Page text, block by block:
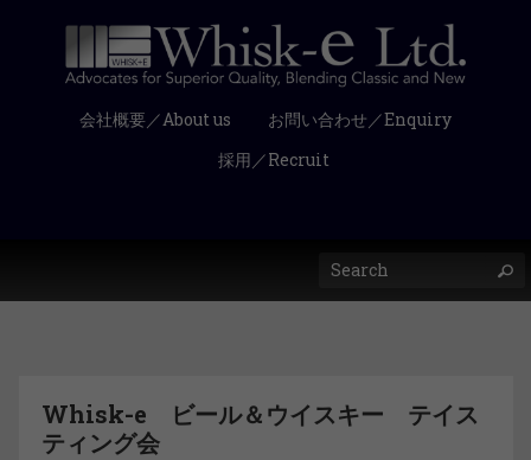
会社概要／About us
お問い合わせ／Enquiry
採用／Recruit
Whisk-e ビール＆ウイスキー テイス
ティング会